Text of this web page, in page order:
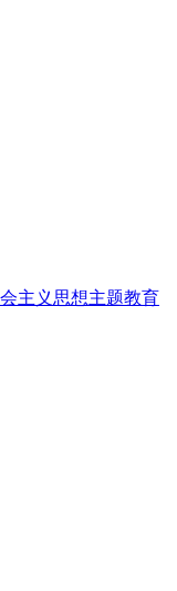
主义思想主题教育